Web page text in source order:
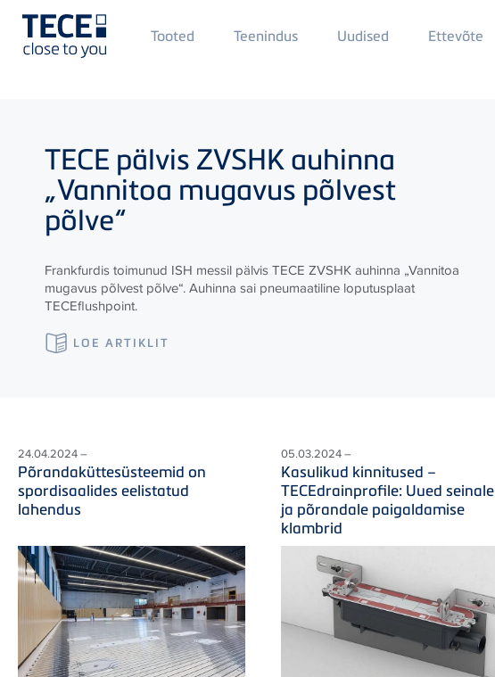
Main
Menü
Tooted Teenindus Uudised Main
Menu
Ettevõte
TECE pälvis ZVSHK auhinna
„Vannitoa mugavus põlvest
põlve“
Frankfurdis toimunud ISH messil pälvisTECE ZVSHK auhinna „Vannitoa
mugavus põlvest põlve“. Auhinna sai pneumaatiline loputusplaat
TECEflushpoint.
LOE ARTIKLIT
24.04.2024 –
Põrandaküttesüsteemid on
spordisaalides eelistatud
lahendus
05.03.2024 –
Kasulikud kinnitused –
TECEdrainprofile: Uued seinale
ja põrandale paigaldamise
klambrid